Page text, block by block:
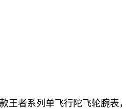
王者系列单飞行陀飞轮腕表，